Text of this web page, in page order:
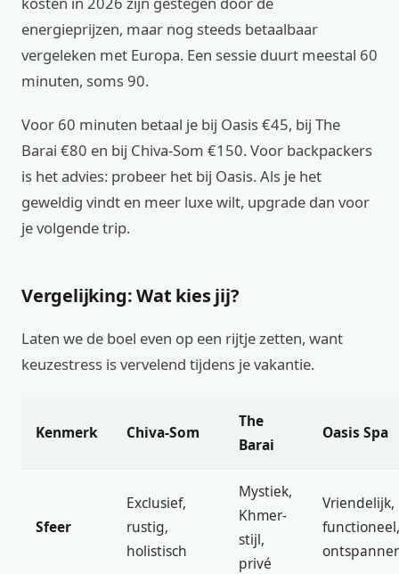
energieprijzen, maar nog steeds betaalbaar
vergeleken met Europa. Een sessie duurt meestal 60
minuten, soms 90.
Voor 60 minuten betaal je bij Oasis €45, bij The
Barai €80 en bij Chiva-Som €150. Voor backpackers
is het advies: probeer het bij Oasis. Als je het
geweldig vindt en meer luxe wilt, upgrade dan voor
je volgende trip.
Vergelijking: Wat kies jij?
Laten we de boel even op een rijtje zetten, want
keuzestress is vervelend tijdens je vakantie.
Kenmerk Chiva-Som
The
Barai
Oasis Spa
Sfeer
Exclusief,
rustig,
holistisch
Mystiek,
Khmer-
stijl,
privé
Vriendelijk,
functioneel,